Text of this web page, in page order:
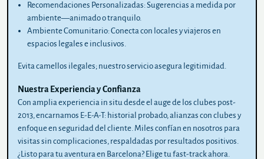
Recomendaciones Personalizadas: Sugerencias a medida por
ambiente—animado o tranquilo.
Ambiente Comunitario: Conecta con locales y viajeros en
espacios legales e inclusivos.
Evita camellos ilegales; nuestro servicio asegura legitimidad.
Nuestra Experiencia y Confianza
Con amplia experiencia in situ desde el auge de los clubes post-
2013, encarnamos E-E-A-T: historial probado, alianzas con clubes y
enfoque en seguridad del cliente. Miles confían en nosotros para
visitas sin complicaciones, respaldadas por resultados positivos.
¿Listo para tu aventura en Barcelona? Elige tu fast-track ahora.